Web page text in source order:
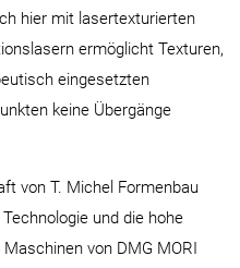
hier mit lasertexturierten
ermöglicht Texturen,
eingesetzten
keine Übergänge
von T. Michel Formenbau
und die hohe
von DMG MORI